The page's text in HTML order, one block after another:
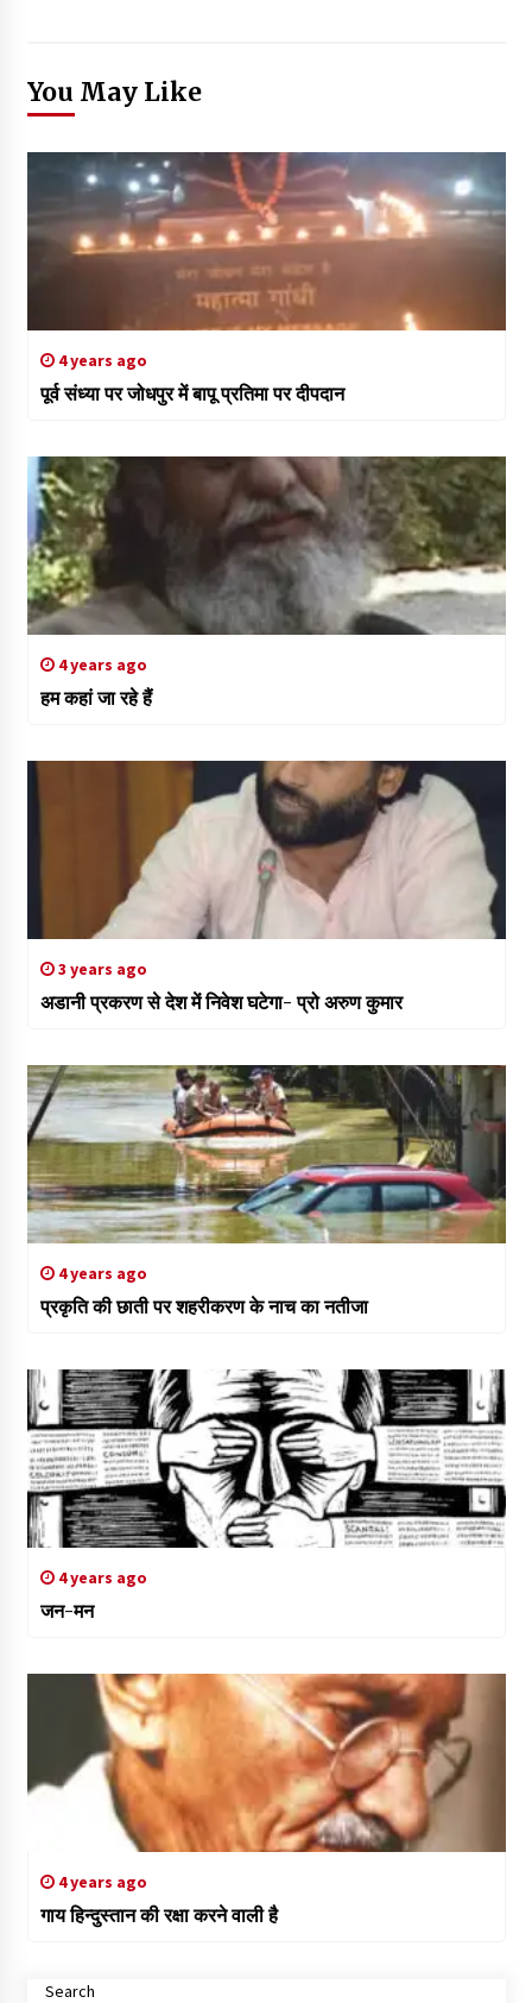
You May Like
4 years ago
पूर्व संध्या पर जोधपुर में बापू प्रतिमा पर दीपदान
4 years ago
हम कहां जा रहे हैं
3 years ago
अडानी प्रकरण से देश में निवेश घटेगा- प्रो अरुण कुमार
4 years ago
प्रकृति की छाती पर शहरीकरण के नाच का नतीजा
4 years ago
जन-मन
4 years ago
गाय हिन्दुस्तान की रक्षा करने वाली है
Search